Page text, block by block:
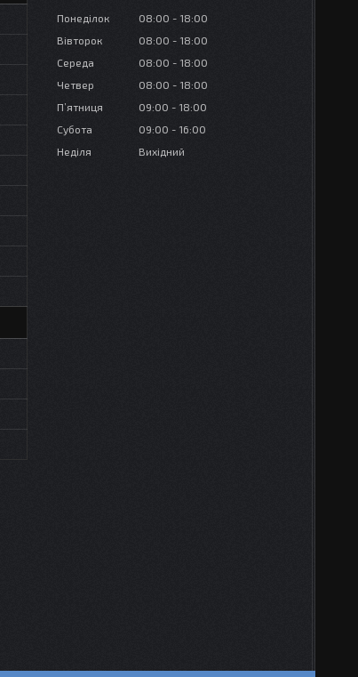
Понеділок 08:00
18:00
Вівторок
08:00
18:00
Середа
08:00
18:00
Четвер
08:00
18:00
Пʼятниця
09:00
18:00
Субота
09:00
16:00
Неділя
Вихідний